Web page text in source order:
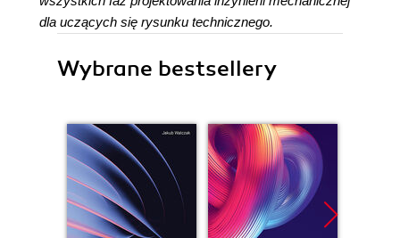
dla uczących się rysunku technicznego.
Wybrane bestsellery